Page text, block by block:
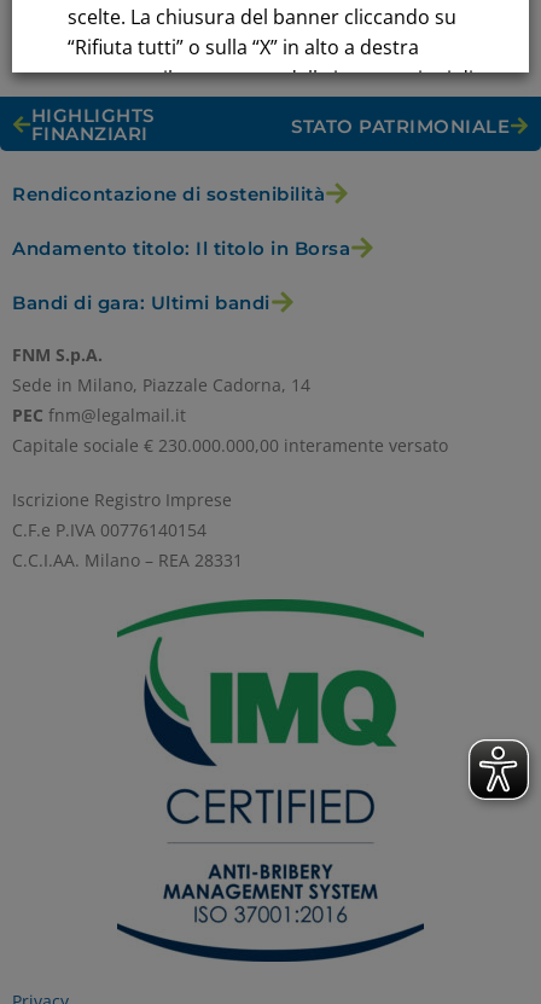
HIGHLIGHTS
FINANZIARI STATO PATRIMONIALE
Rendicontazione di sostenibilità
Andamento titolo: Il titolo in Borsa
Bandi di gara: Ultimi bandi
FNM S.p.A.
Sede in Milano, Piazzale Cadorna, 14
PEC fnm@legalmail.it
Capitale sociale € 230.000.000,00 interamente versato
Iscrizione Registro Imprese
C.F.e P.IVA 00776140154
C.C.I.AA. Milano – REA 28331
scelte. La chiusura del banner cliccando su
“Rifiuta tutti” o sulla “X” in alto a destra
comporta il permanere delle impostazioni di
default e la continuazione della navigazione
in assenza di cookie o altri strumenti di
Per maggiori informazioni consulta la
Informativa sui dati personali e cookie
RIFIUTA TUTTI
GESTISCI I TUOI COOKIES